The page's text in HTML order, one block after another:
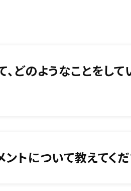
どのようなことをして
トについて教えてくだ